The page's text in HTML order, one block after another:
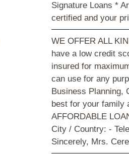
Signature Loans *
certified and your
WE OFFER ALL
have a low credit
insured for
can use for any
Business Planning,
best for your family
AFFORDABLE
City / Country: -
Sincerely, Mrs.